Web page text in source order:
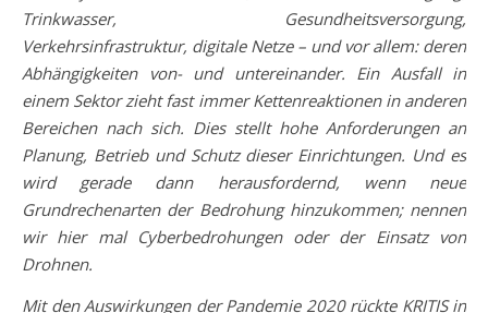
Trinkwasser, Gesundheitsversorgung,
Verkehrsinfrastruktur, digitale Netze – und vor allem: deren
Abhängigkeiten von- und untereinander. Ein Ausfall in
einem Sektor zieht fast immer Kettenreaktionen in anderen
Bereichen nach sich. Dies stellt hohe Anforderungen an
Planung, Betrieb und Schutz dieser Einrichtungen. Und es
wird gerade dann herausfordernd, wenn neue
Grundrechenarten der Bedrohung hinzukommen; nennen
wir hier mal Cyberbedrohungen oder der Einsatz von
Drohnen.
Mit den Auswirkungen der Pandemie 2020 rückte KRITIS in